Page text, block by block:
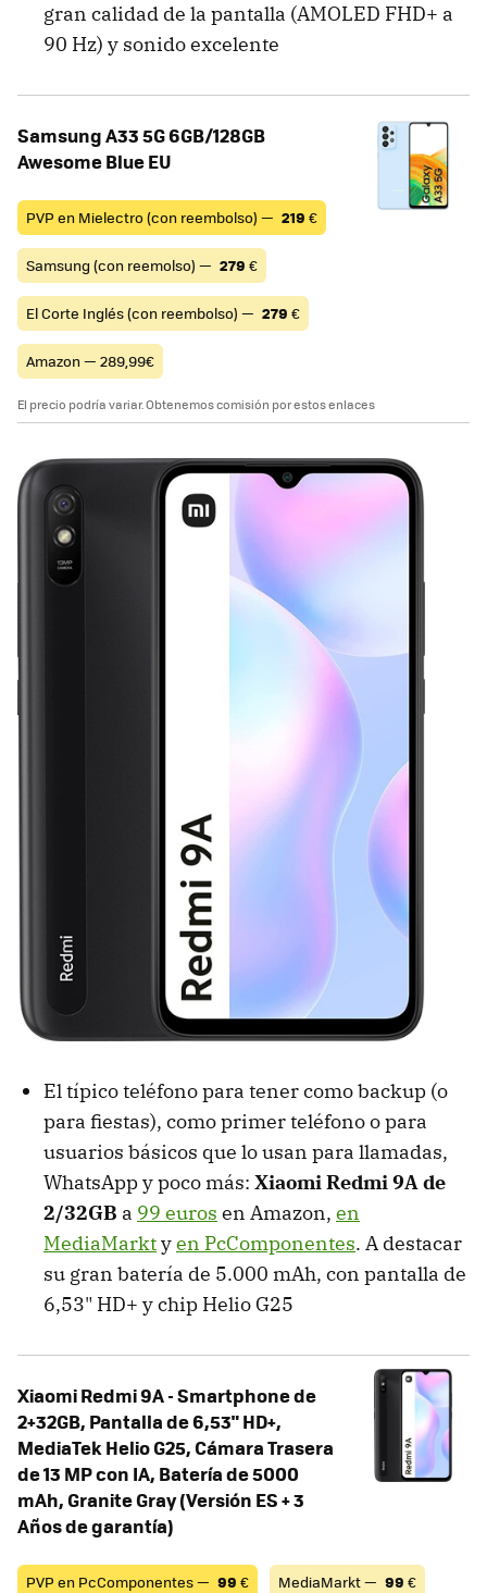
gran calidad de la pantalla (AMOLED FHD+ a
90 Hz) y sonido excelente
Samsung A33 5G 6GB/128GB
Awesome Blue EU
PVP en Mielectro (con reembolso) — 219 €
Samsung (con reemolso) — 279 €
El Corte Inglés (con reembolso) — 279 €
Amazon — 289,99€
El precio podría variar. Obtenemos comisión por estos enlaces
El típico teléfono para tener como backup (o
para fiestas), como primer teléfono o para
usuarios básicos que lo usan para llamadas,
WhatsApp y poco más: Xiaomi Redmi 9A de
2/32GB a 99 euros en Amazon, en
MediaMarktyen PcComponentes. A destacar
su gran batería de 5.000 mAh, con pantalla de
6,53" HD+ y chip Helio G25
Xiaomi Redmi 9A - Smartphone de
2+32GB, Pantalla de 6,53" HD+,
MediaTek Helio G25, Cámara Trasera
de 13 MP con IA, Batería de 5000
mAh, Granite Gray (Versión ES + 3
Años de garantía)
PVP en PcComponentes — 99 € MediaMarkt — 99 €